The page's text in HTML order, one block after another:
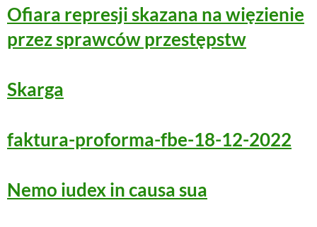
Ofiara represji skazana na więzienie
przez sprawców przestępstw
Skarga
faktura-proforma-fbe-18-12-2022
Nemo iudex in causa sua